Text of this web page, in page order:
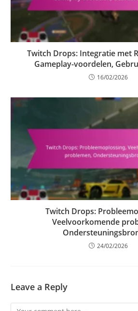
Twitch Drops: Integratie met
Gameplay-voordelen,
16/02/2026
Twitch Drops:
Veelvoorkomende
24/02/2026
Leave a Reply
Comment